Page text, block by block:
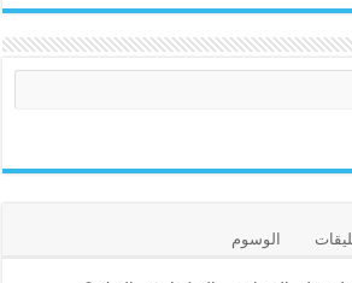
الوسوم